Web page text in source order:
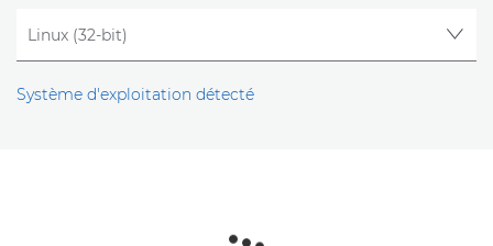
Système d'exploitation détecté